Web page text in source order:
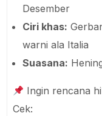
Desember
Ciri khas:
warni ala Italia
Suasana:
Ingin rencana
Cek: